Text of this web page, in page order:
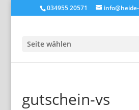
034955 20571
Seite wählen
gutschein-vs